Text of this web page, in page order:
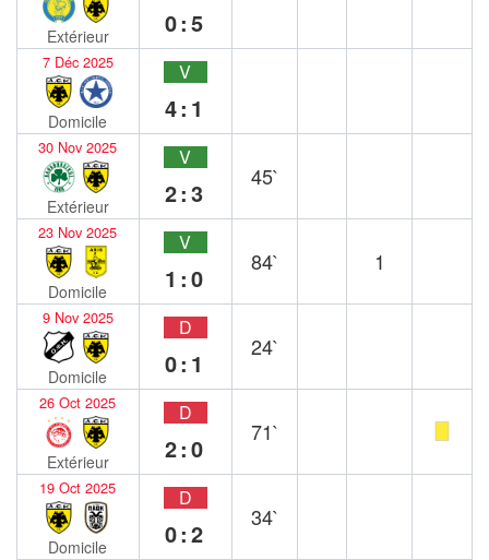
Extérieur 0:5
7 Déc 2025
Domicile
V
4:1
30 Nov 2025
Extérieur
V
2:3
45`
23 Nov 2025
Domicile
V
1:0
84` 1
9 Nov 2025
Domicile
D
0:1
24`
26 Oct 2025
Extérieur
D
2:0
71`
19 Oct 2025
Domicile
D
0:2
34`